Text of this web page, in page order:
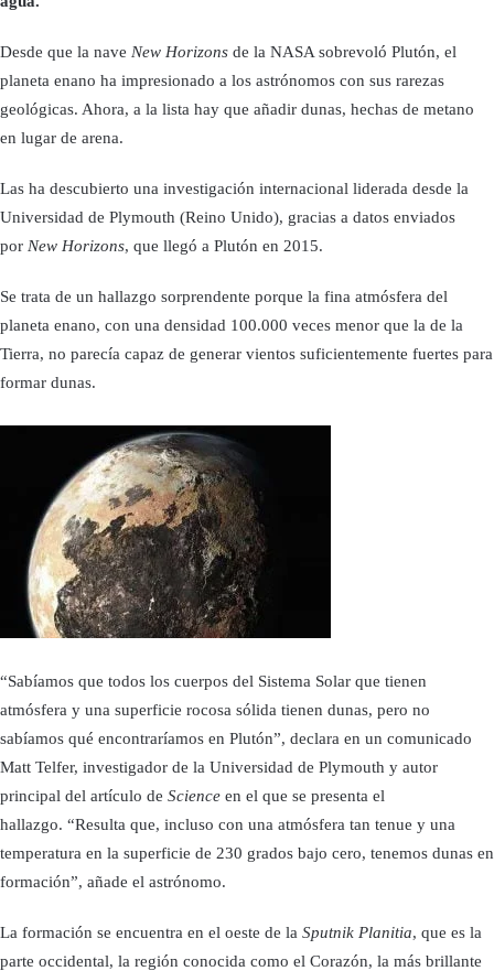
Desde que la nave New Horizons de la NASA sobrevoló Plutón, el
planeta enano ha impresionado a los astrónomos con sus rarezas
geológicas. Ahora, a la lista hay que añadir dunas, hechas de metano
en lugar de arena.
Las ha descubierto una investigación internacional liderada desde la
Universidad de Plymouth (Reino Unido), gracias a datos enviados
por New Horizons, que llegó a Plutón en 2015.
Se trata de un hallazgo sorprendente porque la fina atmósfera del
planeta enano, con una densidad 100.000 veces menor que la de la
Tierra, no parecía capaz de generar vientos suficientemente fuertes para
formar dunas.
“Sabíamos que todos los cuerpos del Sistema Solar que tienen
atmósfera y una superficie rocosa sólida tienen dunas, pero no
sabíamos qué encontraríamos en Plutón”, declara en un comunicado
Matt Telfer, investigador de la Universidad de Plymouth y autor
principal del artículo de Science en el que se presenta el
hallazgo. “Resulta que, incluso con una atmósfera tan tenue y una
temperatura en la superficie de 230 grados bajo cero, tenemos dunas en
formación”, añade el astrónomo.
La formación se encuentra en el oeste de la Sputnik Planitia, que es la
parte occidental, la región conocida como el Corazón, la más brillante